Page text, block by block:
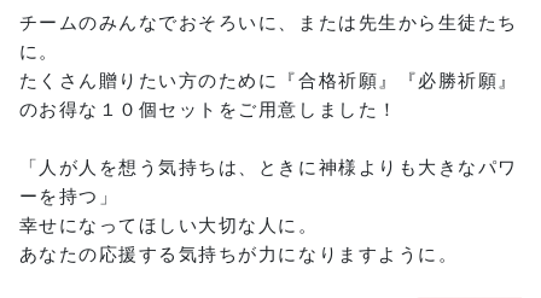
チームのみんなでおそろいに、または先生から生徒たち
に。
たくさん贈りたい方のために『合格祈願』『必勝祈願』
のお得な１０個セットをご用意しました！
「人が人を想う気持ちは、ときに神様よりも大きなパワ
ーを持つ」
幸せになってほしい大切な人に。
あなたの応援する気持ちが力になりますように。